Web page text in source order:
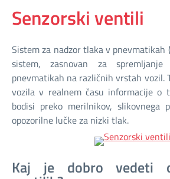
Senzorski ventili
Sistem za nadzor tlaka v pnevmatikah
sistem, zasnovan za
pnevmatikah na različnih vrstah vozil.
vozila v realnem času informacije o
bodisi preko merilnikov, slikovnega
opozorilne lučke za nizki tlak.
Kaj je dobro vedeti